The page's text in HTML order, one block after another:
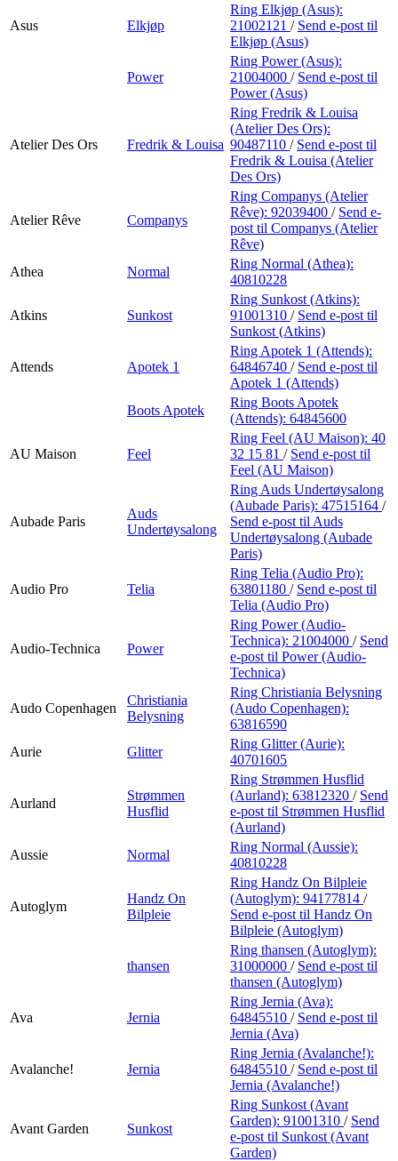
Asus Elkjøp
Ring Elkjøp (Asus):
21002121 / Send e-post til
Elkjøp (Asus)
Power
Ring Power (Asus):
21004000 / Send e-post til
Power (Asus)
Atelier Des Ors Fredrik & Louisa
Ring Fredrik & Louisa
(Atelier Des Ors):
90487110 / Send e-post til
Fredrik & Louisa (Atelier
Des Ors)
Atelier Rêve Companys
Ring Companys (Atelier
Rêve): 92039400 / Send e-
post til Companys (Atelier
Rêve)
Athea
Normal
Ring Normal (Athea):
40810228
Atkins Sunkost
Ring Sunkost (Atkins):
91001310 / Send e-post til
Sunkost (Atkins)
Attends Apotek 1
Ring Apotek 1 (Attends):
64846740 / Send e-post til
Apotek 1 (Attends)
Boots Apotek
Ring Boots Apotek
(Attends): 64845600
AU Maison Feel
Ring Feel (AU Maison): 40
32 15 81 / Send e-post til
Feel (AU Maison)
Aubade Paris
Auds
Undertøysalong
Ring Auds Undertøysalong
(Aubade Paris): 47515164 /
Send e-post til Auds
Undertøysalong (Aubade
Paris)
Audio Pro Telia
Ring Telia (Audio Pro):
63801180 / Send e-post til
Telia (Audio Pro)
Audio-Technica Power
Ring Power (Audio-
Technica): 21004000 / Send
e-post til Power (Audio-
Technica)
Audo Copenhagen
Christiania
Belysning
Ring Christiania Belysning
(Audo Copenhagen):
63816590
Aurie
Glitter
Ring Glitter (Aurie):
40701605
Aurland
Strømmen
Husflid
Ring Strømmen Husflid
(Aurland): 63812320 / Send
e-post til Strømmen Husflid
(Aurland)
Aussie
Normal
Ring Normal (Aussie):
40810228
Autoglym
Handz On
Bilpleie
Ring Handz On Bilpleie
(Autoglym): 94177814 /
Send e-post til Handz On
Bilpleie (Autoglym)
thansen
Ring thansen (Autoglym):
31000000 / Send e-post til
thansen (Autoglym)
Ava Jernia
Ring Jernia (Ava):
64845510 / Send e-post til
Jernia (Ava)
Avalanche! Jernia
Ring Jernia (Avalanche!):
64845510 / Send e-post til
Jernia (Avalanche!)
Avant Garden Sunkost
Ring Sunkost (Avant
Garden): 91001310 / Send
e-post til Sunkost (Avant
Garden)